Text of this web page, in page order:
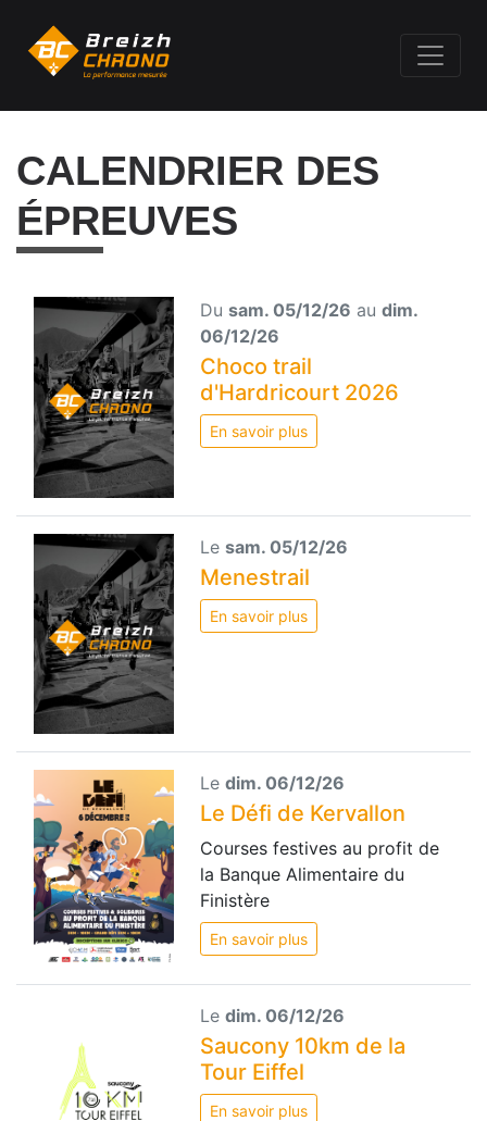
CALENDRIER DES
ÉPREUVES
Du sam. 05/12/26 au dim.
06/12/26
Choco trail
d'Hardricourt 2026
En savoir plus
Le sam. 05/12/26
Menestrail
En savoir plus
Le dim. 06/12/26
Le Défi de Kervallon
Courses festives au profit de
la Banque Alimentaire du
Finistère
En savoir plus
Le dim. 06/12/26
Saucony 10km de la
Tour Eiffel
En savoir plus